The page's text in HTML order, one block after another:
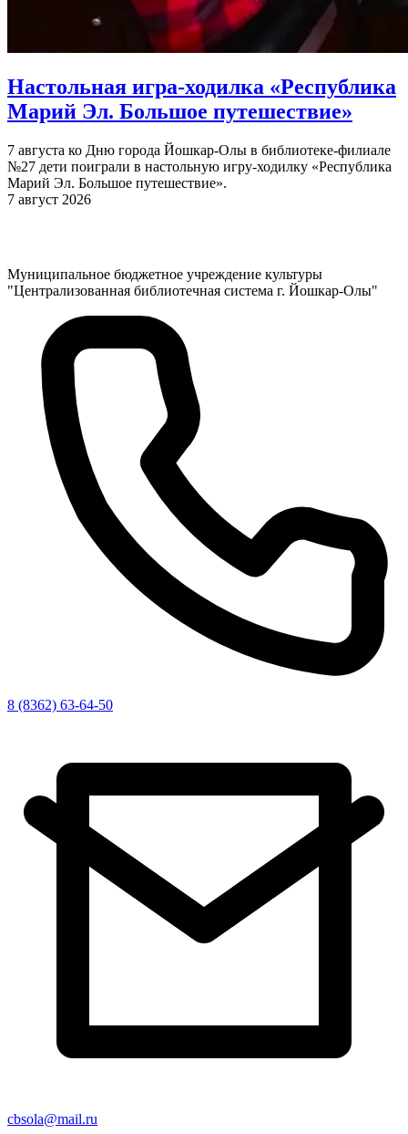
Настольная игра-ходилка «Республика
Марий Эл. Большое путешествие»
7 августа ко Дню города Йошкар-Олы в библиотеке-филиале
№27 дети поиграли в настольную игру-ходилку «Республика
Марий Эл. Большое путешествие».
7 август 2026
Муниципальное бюджетное учреждение культуры
"Централизованная библиотечная система г. Йошкар-Олы"
8 (8362) 63-64-50
cbsola@mail.ru